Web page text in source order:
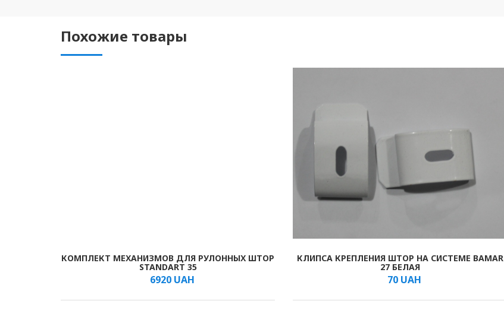
Похожие товары
КОМПЛЕКТ МЕХАНИЗМОВ ДЛЯ РУЛОННЫХ ШТОР
STANDART 35
6920UAH
/шт. В КОРЗИНУ
КЛИПСА КРЕПЛЕНИЯ ШТОР НА СИСТЕМЕ BAMAR
27 БЕЛАЯ
70UAH
/мм В КОРЗИНУ